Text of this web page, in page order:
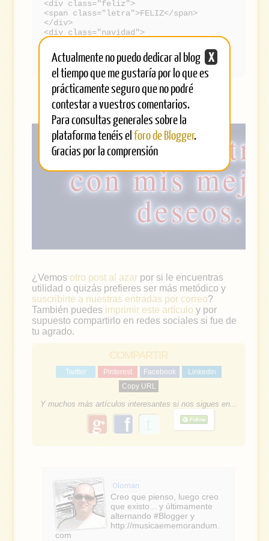
<div class="feliz">
<span class="letra">FELIZ</span>
</div>
<div class="navidad">
<span class="letra">NAVIDAD</span>
</div>
</div>
Para
con mis
deseos.
¿Vemos otro post al azar por si le encuentras
utilidad o quizás prefieres ser más metódico y
suscribirte a nuestras entradas por correo?
También puedes imprimir este artículo y por
supuesto compartirlo en redes sociales si fue de
tu agrado.
COMPARTIR
Twitter Pinterest Facebook
Linkedin
Copy URL
Y muchos más artículos interesantes si nos sigues en...
g
o
l
e
f
e
b
o
Oloman
Creo que pienso, luego creo
que existo... y últimamente
alternando #Blogger y
http://musicaememorandum.
com
X
Actualmente no puedo dedicar al blog
el tiempo que me gustaría por lo que es
prácticamente seguro que no podré
contestar a vuestros comentarios.
Para consultas generales sobre la
plataforma tenéis elforo de Blogger.
Gracias por la comprensión